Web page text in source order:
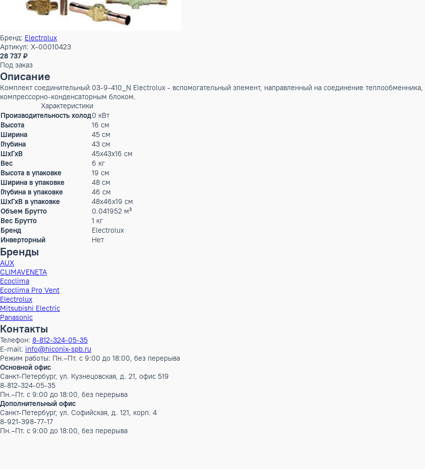
Бренд:Electrolux
Артикул: X-00010423
Под заказ
Описание
Комплект соединительный 03-9-410_N Electrolux - вспомогательный элемент, направленный на соединение
компрессорно-конденсаторным блоком.
Характеристики
Производительность холод0 кВт
Высота
16 см
Ширина
45 см
Глубина
43 см
ШxГxВ
45x43x16 см
Вес
6 кг
Высота в упаковке
19 см
Ширина в упаковке
Глубина в упаковке
ШxГxВ в упаковке
Объем Брутто
Вес Брутто
Бренд
Инверторный
Бренды
AUX
CLIMAVENETA
Ecoclima
Ecoclima Pro Vent
Electrolux
Mitsubishi Electric
Panasonic
Контакты
Телефон:8-812-324-05-35
E-mail:info@hiconix-spb.ru